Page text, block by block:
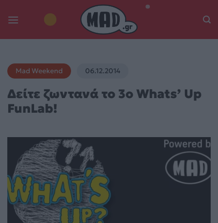
Mad Weekend 06.12.2014
Δείτε ζωντανά το 3ο Whats’ Up
FunLab!